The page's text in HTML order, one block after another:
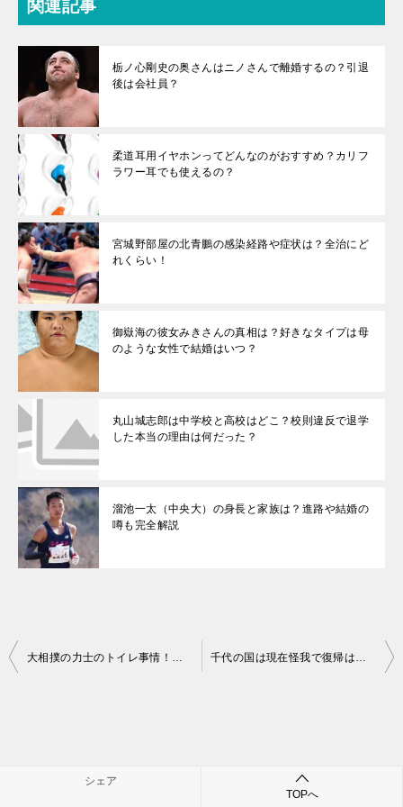
関連記事
栃ノ心剛史の奥さんはニノさんで離婚するの？引退
後は会社員？
柔道耳用イヤホンってどんなのがおすすめ？カリフ
ラワー耳でも使えるの？
宮城野部屋の北青鵬の感染経路や症状は？全治にど
れくらい！
御嶽海の彼女みきさんの真相は？好きなタイプは母
のような女性で結婚はいつ？
丸山城志郎は中学校と高校はどこ？校則違反で退学
した本当の理由は何だった？
溜池一太（中央大）の身長と家族は？進路や結婚の
噂も完全解説
投
大相撲の力士のトイレ事情！飛行機でどうする？拭けない力士はいる？便器の大きいサイズは何キロまで？ 千代の国は現在怪我で復帰はいつ？力士情報や髪のハゲが気になる！
最近のコメント
シェア
TOPへ